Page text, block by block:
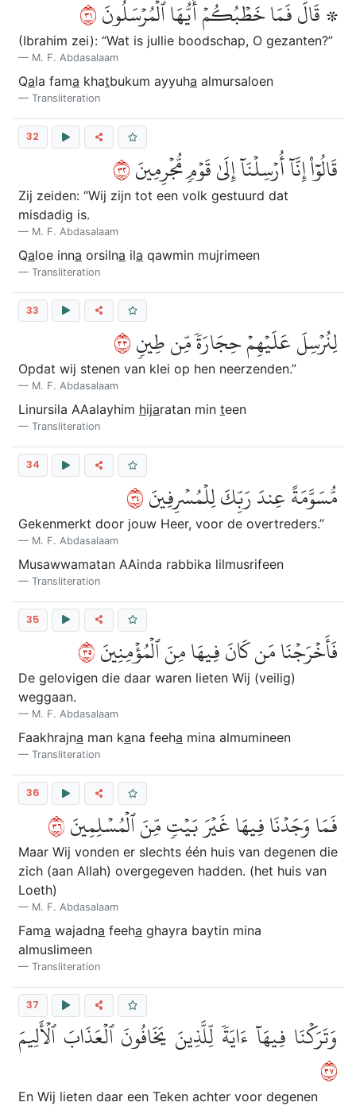
۞ قَالَ فَمَا خَطۡبُكُمۡ أَيُّهَا ٱلۡمُرۡسَلُونَ١٣
(Ibrahim zei): “Wat is jullie boodschap, O gezanten?”
M. F. Abdasalaam
Qala fama khatbukum ayyuha almursaloen
Transliteration
32
قَالُوٓاْ إِنَّآ أُرۡسِلۡنَآ إِلَىٰ قَوۡمٖ مُّجۡرِمِينَ٢٣
Zij zeiden: “Wij zijn tot een volk gestuurd dat
misdadig is.
M. F. Abdasalaam
Qaloe inna orsilna ila qawmin mujrimeen
Transliteration
33
لِنُرۡسِلَ عَلَيۡهِمۡ حِجَارَةٗ مِّن طِينٖ٣٣
Opdat wij stenen van klei op hen neerzenden.”
M. F. Abdasalaam
Linursila AAalayhim hijaratan min teen
Transliteration
34
مُّسَوَّمَةً عِندَ رَبِّكَ لِلۡمُسۡرِفِينَ٤٣
Gekenmerkt door jouw Heer, voor de overtreders.”
M. F. Abdasalaam
Musawwamatan AAinda rabbika lilmusrifeen
Transliteration
35
فَأَخۡرَجۡنَا مَن كَانَ فِيهَا مِنَ ٱلۡمُؤۡمِنِينَ٥٣
De gelovigen die daar waren lieten Wij (veilig)
weggaan.
M. F. Abdasalaam
Faakhrajna man kana feeha mina almumineen
Transliteration
36
فَمَا وَجَدۡنَا فِيهَا غَيۡرَ بَيۡتٖ مِّنَ ٱلۡمُسۡلِمِينَ٦٣
Maar Wij vonden er slechts één huis van degenen die
zich (aan Allah) overgegeven hadden. (het huis van
Loeth)
M. F. Abdasalaam
Fama wajadna feeha ghayra baytin mina
almuslimeen
Transliteration
37
وَتَرَكۡنَا فِيهَآ ءَايَةٗ لِّلَّذِينَ يَخَافُونَ ٱلۡعَذَابَ ٱلۡأَلِيمَ
٧٣
En Wij lieten daar een Teken achter voor degenen